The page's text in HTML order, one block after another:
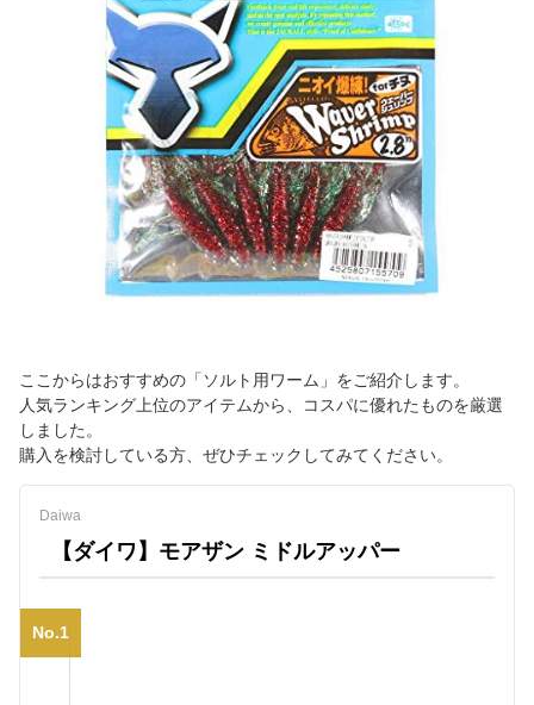
ここからはおすすめの「ソルト用ワーム」をご紹介します。
人気ランキング上位のアイテムから、コスパに優れたものを厳選
しました。
購入を検討している方、ぜひチェックしてみてください。
Daiwa
【ダイワ】モアザン ミドルアッパー
No.1